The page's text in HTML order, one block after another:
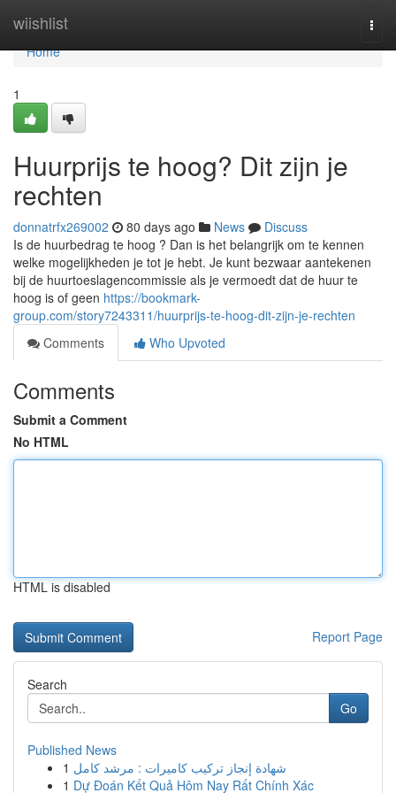
wiishlist
Home
Home
1
Huurprijs te hoog? Dit zijn je
rechten
donnatrfx269002 80 days ago News
Discuss
Is de huurbedrag te hoog ? Dan is het belangrijk om te kennen
welke mogelijkheden je tot je hebt. Je kunt bezwaar aantekenen
bij de huurtoeslagencommissie als je vermoedt dat de huur te
hoog is of geen https://bookmark-
group.com/story7243311/huurprijs-te-hoog-dit-zijn-je-rechten
Comments
Who Upvoted
Comments
Submit a Comment
No HTML
HTML is disabled
Report Page
Search
Go
Published News
1 شهادة إنجاز تركيب كاميرات : مرشد كامل
1 Dự Đoán Kết Quả Hôm Nay Rất Chính Xác